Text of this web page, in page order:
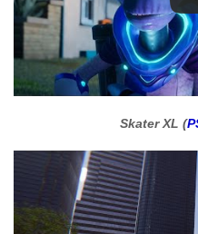
Skater XL (